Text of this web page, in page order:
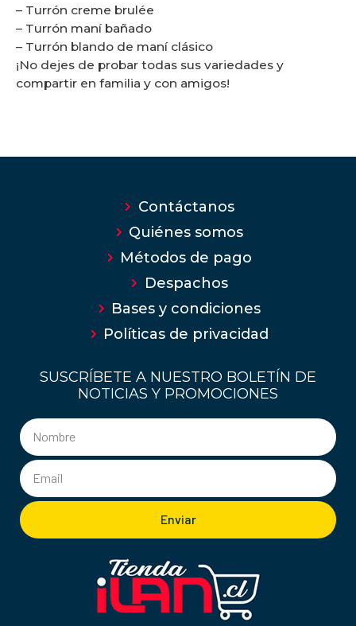
– Turrón creme brulée
– Turrón maní bañado
– Turrón blando de maní clásico
¡No dejes de probar todas sus variedades y
compartir en familia y con amigos!
Contáctanos
Quiénes somos
Métodos de pago
Despachos
Bases y condiciones
Políticas de privacidad
SUSCRÍBETE A NUESTRO BOLETÍN DE
NOTICIAS Y PROMOCIONES
Enviar